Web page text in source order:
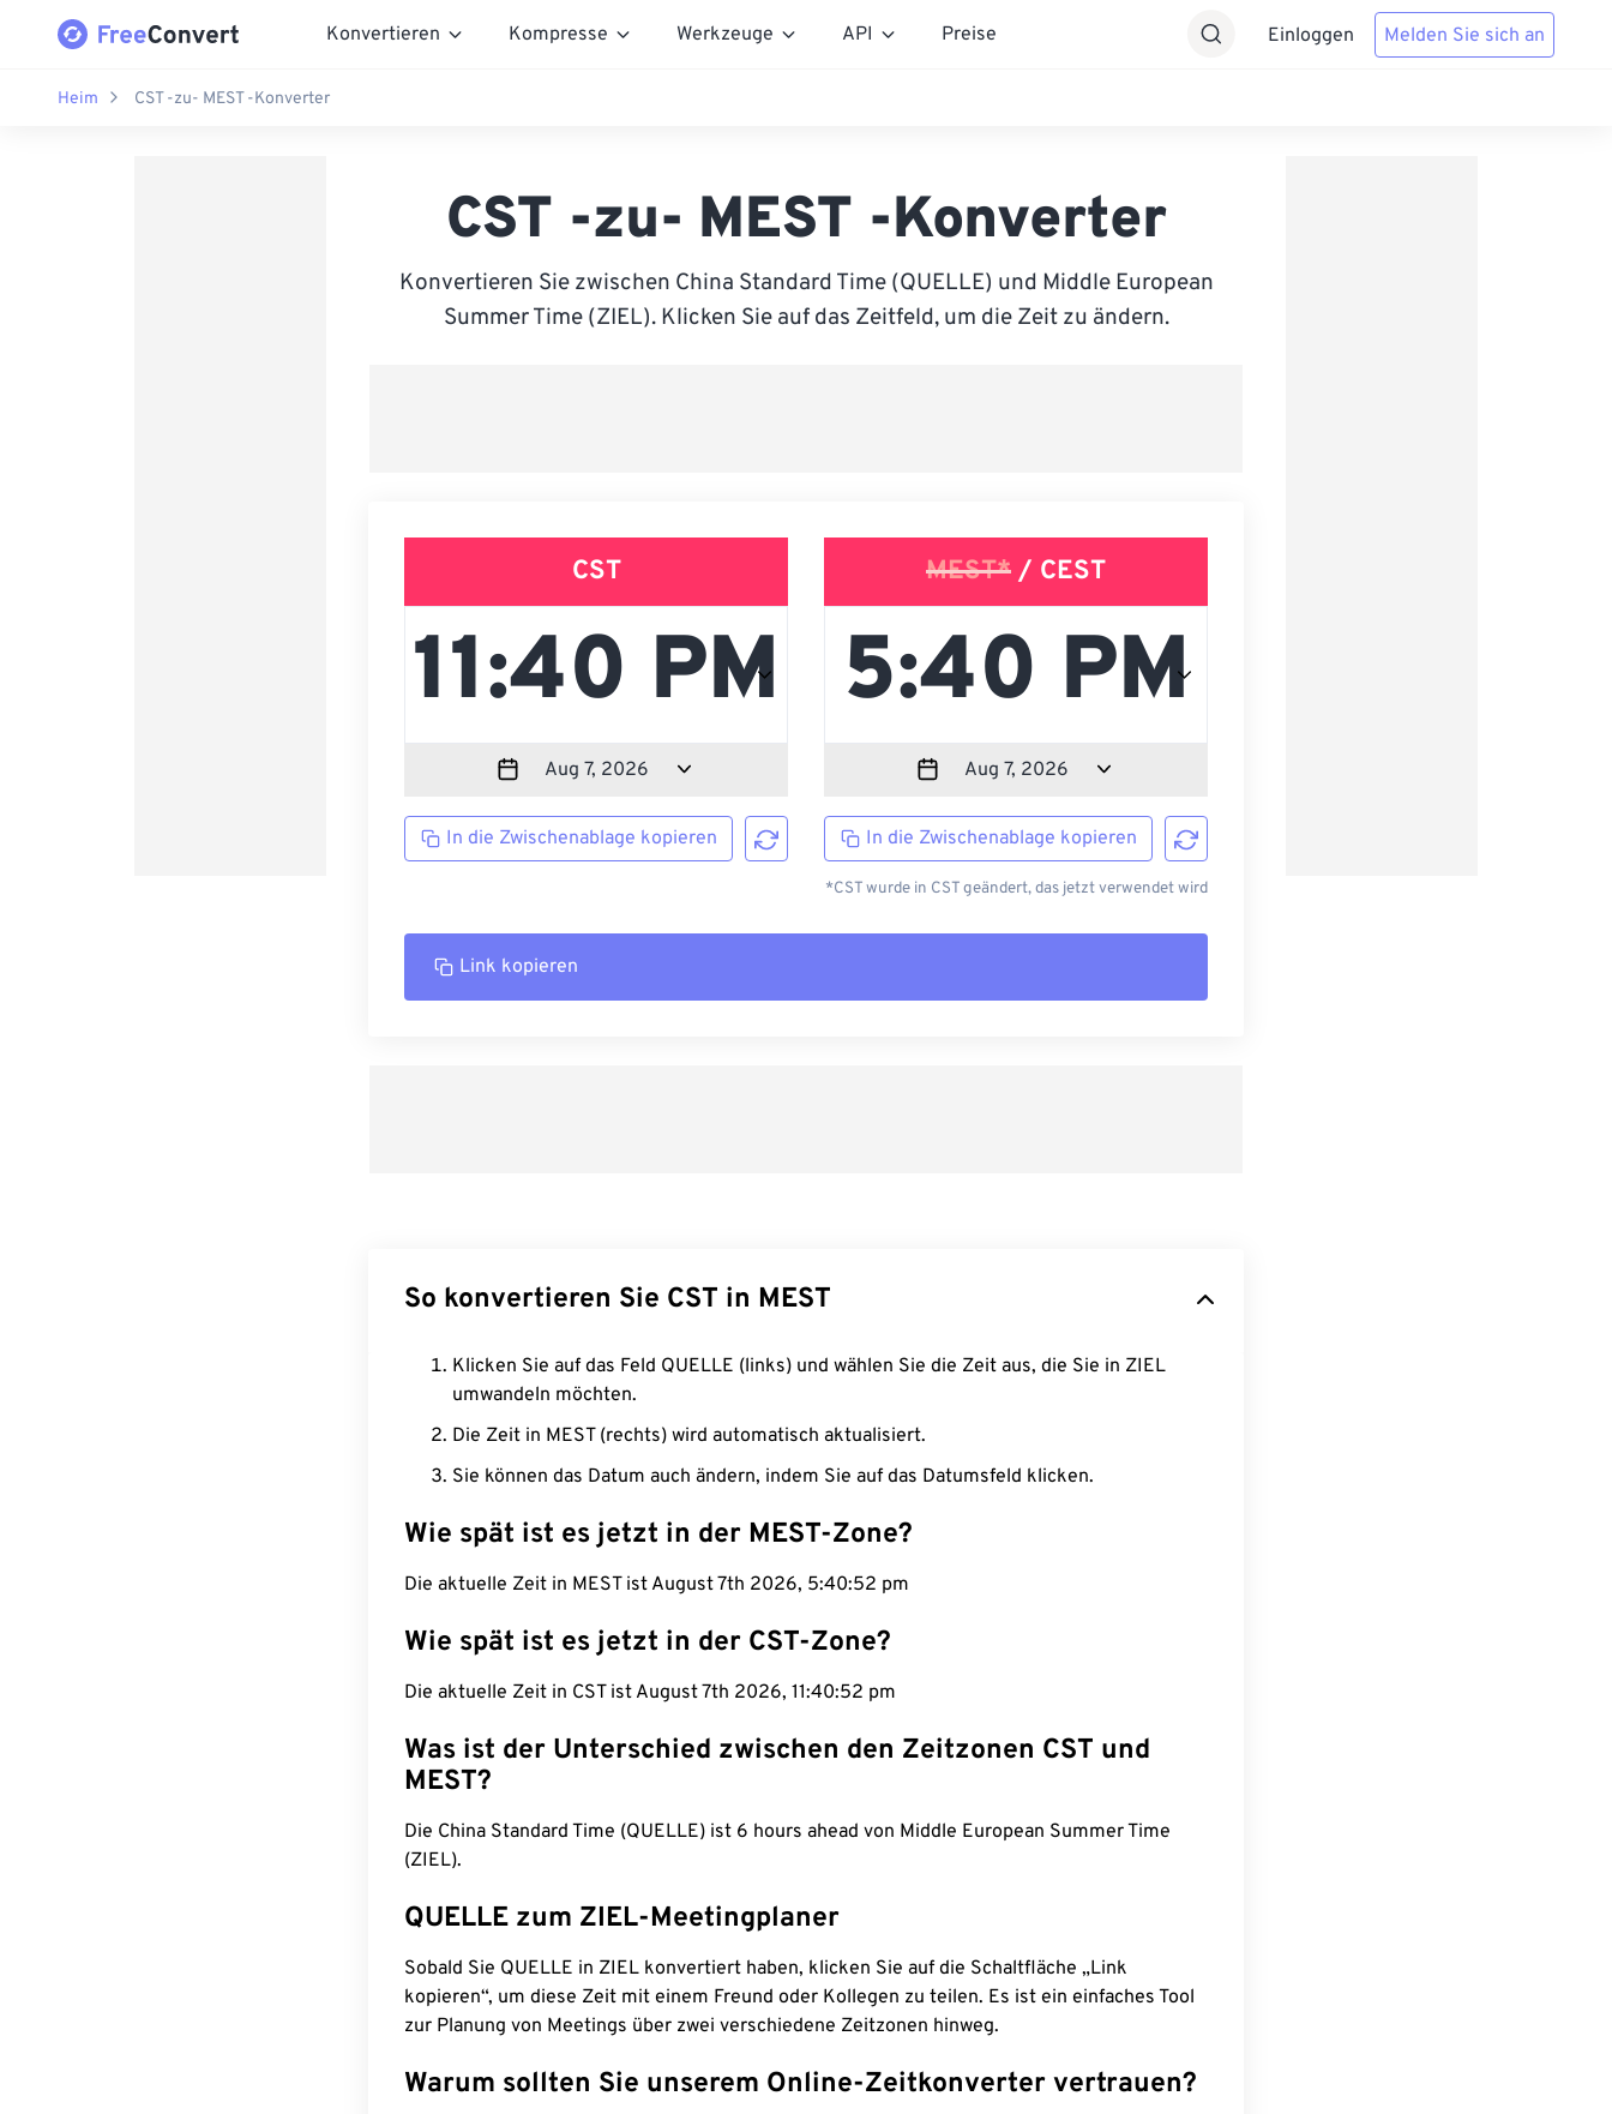
Konvertieren Kompresse Werkzeuge API Preise Einloggen Melden Sie sich an
Heim CST -zu- MEST -Konverter
CST -zu- MEST -Konverter
Konvertieren Sie zwischen China Standard Time (QUELLE) und Middle European
Summer Time (ZIEL). Klicken Sie auf das Zeitfeld, um die Zeit zu ändern.
CST
In die Zwischenablage kopieren
MEST* / CEST
In die Zwischenablage kopieren
*CST wurde in CST geändert, das jetzt verwendet wird
Link kopieren
So konvertieren Sie CST in MEST
Klicken Sie auf das Feld QUELLE (links) und wählen Sie die Zeit aus, die Sie in ZIEL
umwandeln möchten.
Die Zeit in MEST (rechts) wird automatisch aktualisiert.
Sie können das Datum auch ändern, indem Sie auf das Datumsfeld klicken.
Wie spät ist es jetzt in der MEST-Zone?
Die aktuelle Zeit in MEST ist August 7th 2026, 5:40:53 pm
Wie spät ist es jetzt in der CST-Zone?
Die aktuelle Zeit in CST ist August 7th 2026, 11:40:53 pm
Was ist der Unterschied zwischen den Zeitzonen CST und
MEST?
Die China Standard Time (QUELLE) ist 6 hours ahead von Middle European Summer Time
(ZIEL).
QUELLE zum ZIEL-Meetingplaner
Sobald Sie QUELLE in ZIEL konvertiert haben, klicken Sie auf die Schaltfläche „Link
kopieren“, um diese Zeit mit einem Freund oder Kollegen zu teilen. Es ist ein einfaches Tool
zur Planung von Meetings über zwei verschiedene Zeitzonen hinweg.
Warum sollten Sie unserem Online-Zeitkonverter vertrauen?